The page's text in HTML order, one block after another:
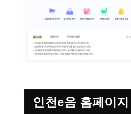
인천e음 홈페이